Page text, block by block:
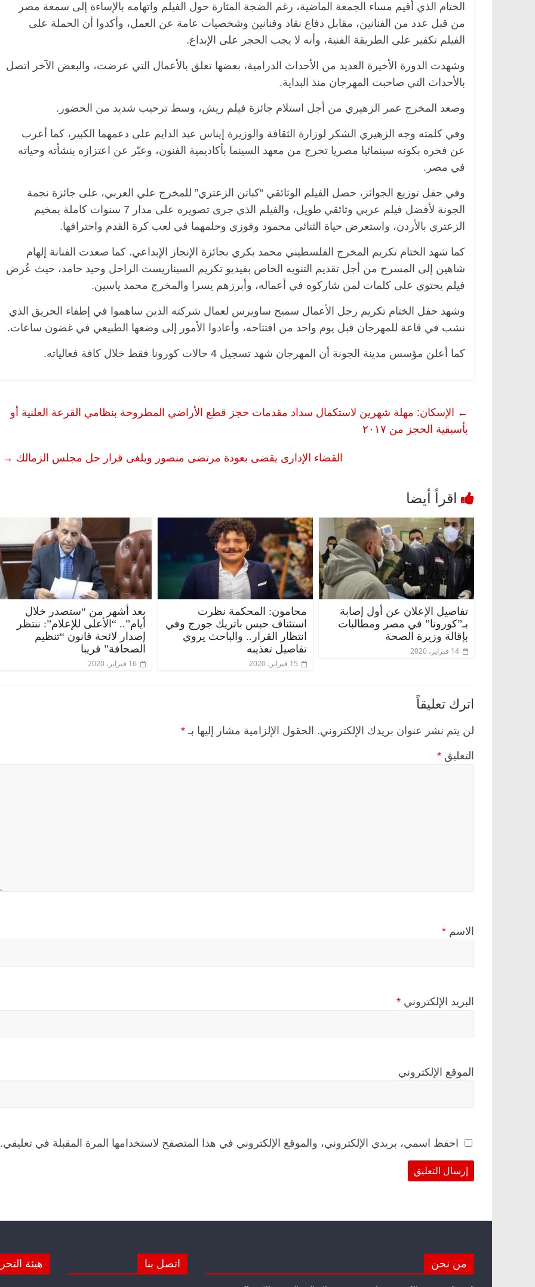
الختام الذي أقيم مساء الجمعة الماضية، رغم الضجة المثارة حول الفيلم واتهامه بالإساءة إلى سمعة مصر
من قبل عدد من الفنانين، مقابل دفاع نقاد وفنانين وشخصيات عامة عن العمل، وأكدوا أن الحملة على
الفيلم تكفير على الطريقة الفنية، وأنه لا يجب الحجر على الإبداع.
وشهدت الدورة الأخيرة العديد من الأحداث الدرامية، بعضها تعلق بالأعمال التي عرضت، والبعض الآخر اتصل
بالأحداث التي صاحبت المهرجان منذ البداية.
وصعد المخرج عمر الزهيري من أجل استلام جائزة فيلم ريش، وسط ترحيب شديد من الحضور.
وفي كلمته وجه الزهيري الشكر لوزارة الثقافة والوزيرة إيناس عبد الدايم على دعمهما الكبير، كما أعرب
عن فخره بكونه سينمائيا مصريا تخرج من معهد السينما بأكاديمية الفنون، وعبّر عن اعتزازه بنشأته وحياته
في مصر.
وفي حفل توزيع الجوائز، حصل الفيلم الوثائقي “كباتن الزعتري” للمخرج علي العربي، على جائزة نجمة
الجونة لأفضل فيلم عربي وثائقي طويل، والفيلم الذي جرى تصويره على مدار 7 سنوات كاملة بمخيم
الزعتري بالأردن، واستعرض حياة الثنائي محمود وفوزي وحلمهما في لعب كرة القدم واحترافها.
كما شهد الختام تكريم المخرج الفلسطيني محمد بكري بجائزة الإنجاز الإبداعي. كما صعدت الفنانة إلهام
شاهين إلى المسرح من أجل تقديم التنويه الخاص بفيديو تكريم السيناريست الراحل وحيد حامد، حيث عُرض
فيلم يحتوي على كلمات لمن شاركوه في أعماله، وأبرزهم يسرا والمخرج محمد ياسين.
وشهد حفل الختام تكريم رجل الأعمال سميح ساويرس لعمال شركته الذين ساهموا في إطفاء الحريق الذي
نشب في قاعة للمهرجان قبل يوم واحد من افتتاحه، وأعادوا الأمور إلى وضعها الطبيعي في غضون ساعات.
كما أعلن مؤسس مدينة الجونة أن المهرجان شهد تسجيل 4 حالات كورونا فقط خلال كافة فعالياته.
← الإسكان: مهلة شهرين لاستكمال سداد مقدمات حجز قطع الأراضي المطروحة بنظامي القرعة العلنية أو
بأسبقية الحجز من ۲۰۱۷
القضاء الإدارى يقضى بعودة مرتضى منصور ويلغى قرار حل مجلس الزمالك →
تفاصيل الإعلان عن أول إصابة
بـ”كورونا” في مصر ومطالبات
بإقالة وزيرة الصحة
14 فبراير، 2020
محامون: المحكمة نظرت
استئناف حبس باتريك جورج وفي
انتظار القرار.. والباحث يروي
تفاصيل تعذيبه
15 فبراير، 2020
بعد أشهر من “ستصدر خلال
أيام”.. “الأعلى للإعلام”: ننتظر
إصدار لائحة قانون “تنظيم
الصحافة” قريبا
16 فبراير، 2020
اترك تعليقاً
لن يتم نشر عنوان بريدك الإلكتروني. الحقول الإلزامية مشار إليها بـ *
التعليق *
الاسم *
البريد الإلكتروني *
الموقع الإلكتروني
احفظ اسمي، بريدي الإلكتروني، والموقع الإلكتروني في هذا المتصفح لاستخدامها المرة المقبلة في تعليقي.
مقعد شاغر على مائدة الإفطار.. يحيى
حسين عبدالهادي فارس مقاومة
الخصخصة الذي دافع عن المال العام
(بروفايل)
الرئيسية مصر ناس وناس
في ذكرى رحيله.. د. نور فرحات فقيه
قانوني دافع عن قضايا الوطن وانحاز
للحرية (بروفايل)
ناس وناس
فاروق.. خبير اقتصادي
ميلاده وحيداً على أبواب
من نحن اتصل بنا هيئة